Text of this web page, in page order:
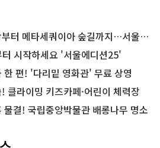
타세쿼이아 숲길까지…서울둘레길 15코스
시작하세요 '서울에디션25'
한 편! '다리밑 영화관' 무료 상영
클라이밍 키즈카페·어린이 체력장
결! 국립중앙박물관 배롱나무 명소